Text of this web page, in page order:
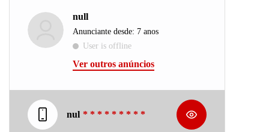
null
Anunciante desde: 7 anos
User is offline
Ver outros anúncios
nul * * * * * * * * *